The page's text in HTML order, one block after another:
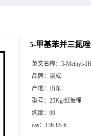
5-甲基苯并三氮
英文名称： 5-Methyl-
品牌： 崇成
产地： 山东
型号： 25Kg/纸板桶
纯度： 99
cas： 136-85-6